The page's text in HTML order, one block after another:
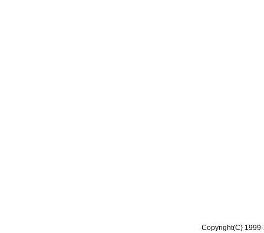
Copyright(C)